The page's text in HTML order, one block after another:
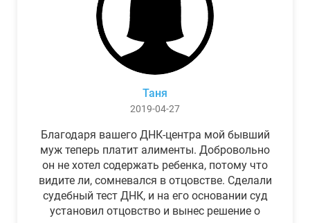
Таня
2019-04-27
Благодаря вашего ДНК-центра мой бывший
муж теперь платит алименты. Добровольно
он не хотел содержать ребенка, потому что
видите ли, сомневался в отцовстве. Сделали
судебный тест ДНК, и на его основании суд
установил отцовство и вынес решение о